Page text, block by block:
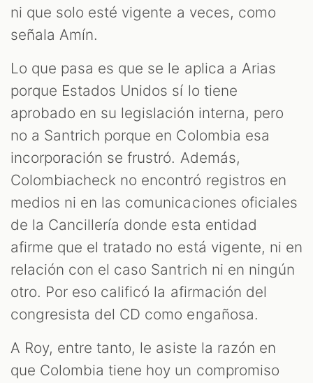
ni que solo esté vigente a veces, como
señala Amín.
Lo que pasa es que se le aplica a Arias
porque Estados Unidos sí lo tiene
aprobado en su legislación interna, pero
no a Santrich porque en Colombia esa
incorporación se frustró. Además,
Colombiacheck no encontró registros en
medios ni en las comunicaciones oficiales
de la Cancillería donde esta entidad
afirme que el tratado no está vigente, ni en
relación con el caso Santrich ni en ningún
otro. Por eso calificó la afirmación del
congresista del CD como engañosa.
A Roy, entre tanto, le asiste la razón en
que Colombia tiene hoy un compromiso